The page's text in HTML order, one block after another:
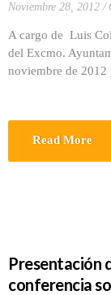
Noviembre 28, 2012
A cargo de Luis
del Excmo.
noviembre de
Read More
Presentación
conferencia